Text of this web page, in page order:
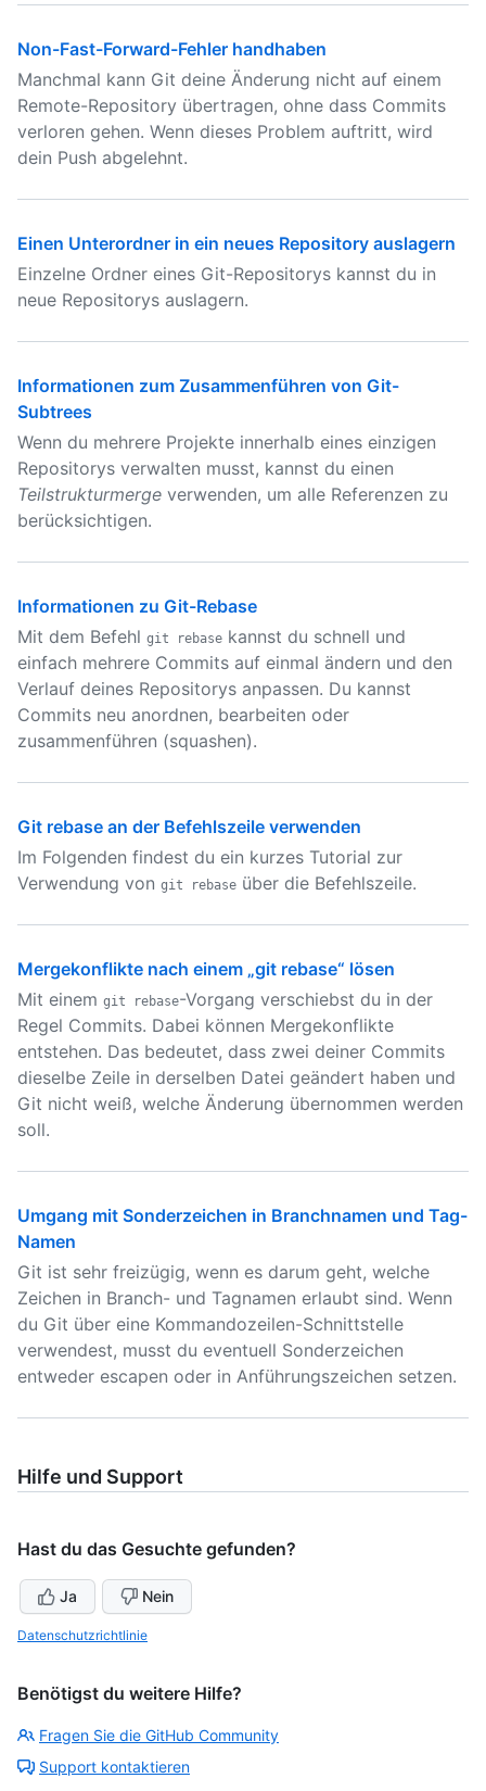
Non-Fast-Forward-Fehler handhaben
Manchmal kann Git deine Änderung nicht auf einem
Remote-Repository übertragen, ohne dass Commits
verloren gehen. Wenn dieses Problem auftritt, wird
dein Push abgelehnt.
Einen Unterordner in ein neues Repository auslagern
Einzelne Ordner eines Git-Repositorys kannst du in
neue Repositorys auslagern.
Informationen zum Zusammenführen von Git-
Subtrees
Wenn du mehrere Projekte innerhalb eines einzigen
Repositorys verwalten musst, kannst du einen
Teilstrukturmerge verwenden, um alle Referenzen zu
berücksichtigen.
Informationen zu Git-Rebase
Mit dem Befehl git rebase kannst du schnell und
einfach mehrere Commits auf einmal ändern und den
Verlauf deines Repositorys anpassen. Du kannst
Commits neu anordnen, bearbeiten oder
zusammenführen (squashen).
Git rebase an der Befehlszeile verwenden
Im Folgenden findest du ein kurzes Tutorial zur
Verwendung von git rebase über die Befehlszeile.
Mergekonflikte nach einem „git rebase“ lösen
Mit einem git rebase-Vorgang verschiebst du in der
Regel Commits. Dabei können Mergekonflikte
entstehen. Das bedeutet, dass zwei deiner Commits
dieselbe Zeile in derselben Datei geändert haben und
Git nicht weiß, welche Änderung übernommen werden
soll.
Umgang mit Sonderzeichen in Branchnamen und Tag-
Namen
Git ist sehr freizügig, wenn es darum geht, welche
Zeichen in Branch- und Tagnamen erlaubt sind. Wenn
du Git über eine Kommandozeilen-Schnittstelle
verwendest, musst du eventuell Sonderzeichen
entweder escapen oder in Anführungszeichen setzen.
Hilfe und Support
Hast du das Gesuchte gefunden?
Ja Nein
Datenschutzrichtlinie
Benötigst du weitere Hilfe?
Fragen Sie die GitHub Community
Support kontaktieren